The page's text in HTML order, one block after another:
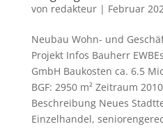
von redakteur| Februar
Neubau Wohn- und
Projekt Infos Bauherr
GmbH Baukosten ca. 6.5
BGF: 2950 m² Zeitraum
Beschreibung Neues
Einzelhandel,